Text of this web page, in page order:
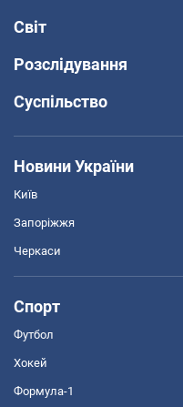
Світ
Розслідування
Суспільство
Новини України
Київ
Запоріжжя
Черкаси
Спорт
Футбол
Хокей
Формула-1